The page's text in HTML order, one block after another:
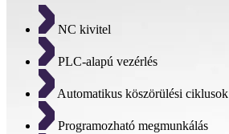
NC kivitel
PLC-alapú vezérlés
Automatikus köszörülési ciklusok
Programozható megmunkálás